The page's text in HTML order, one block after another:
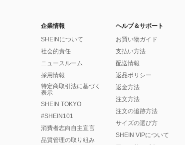
企業情報
SHEINについて
社会的責任
ニュースルーム
採用情報
特定商取引法に基づく
表示
SHEIN TOKYO
#SHEIN101
消費者志向自主宣言
品質管理の取り組み
ヘルプ＆サポート
お買い物ガイド
支払い方法
配送情報
返品ポリシー
返金方法
注文方法
注文の追跡方法
サイズの選び方
SHEIN VIPについて